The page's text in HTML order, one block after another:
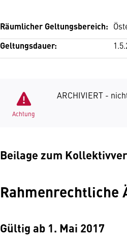
Räumlicher Geltungsbereich:
Geltungsdauer:
Achtung
ARCHIVIERT -
Beilage zum
Rahmenrechtliche
Gültig ab 1. Mai 2017